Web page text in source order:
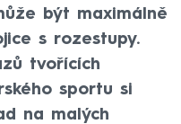
být maximálně
s rozestupy.
tvořících
sportu si
na malých